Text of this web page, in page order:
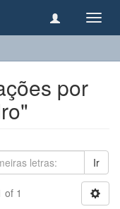
por
Ir
of 1